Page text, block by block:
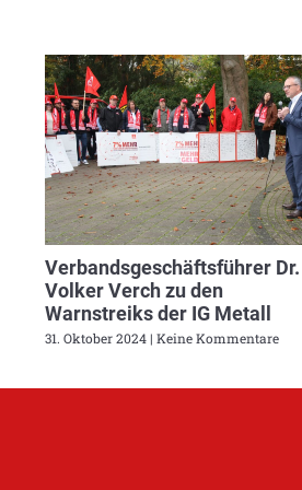
Verbandsgeschäftsführer Dr.
Volker Verch zu den
Warnstreiks der IG Metall
31. Oktober 2024 Keine Kommentare